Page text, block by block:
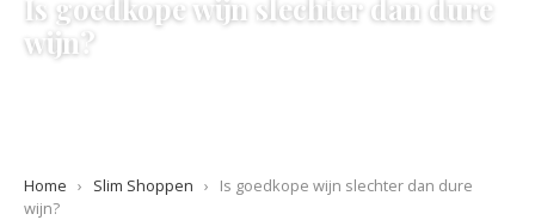
Is goedkope wijn slechter dan dure
wijn?
Home › Slim Shoppen ›
Is goedkope wijn slechter dan dure
wijn?